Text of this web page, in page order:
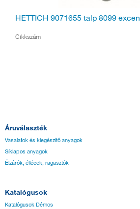
HETTICH 9071655 talp 8099
Cikkszám
Áruválaszték
Vasalatok és kiegészítő anyagok
Síklapos anyagok
Élzárók, éllécek, ragasztók
Katalógusok
Katalógusok Démos